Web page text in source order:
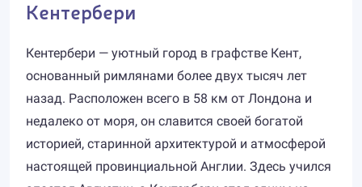
Кентербери
Кентербери — уютный город в графстве Кент,
основанный римлянами более двух тысяч лет
назад. Расположен всего в 58 км от Лондона и
недалеко от моря, он славится своей богатой
историей, старинной архитектурой и атмосферой
настоящей провинциальной Англии. Здесь учился